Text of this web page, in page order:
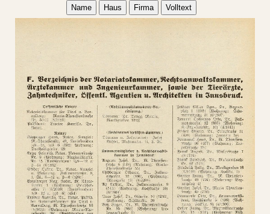
Name Haus Firma Volltext